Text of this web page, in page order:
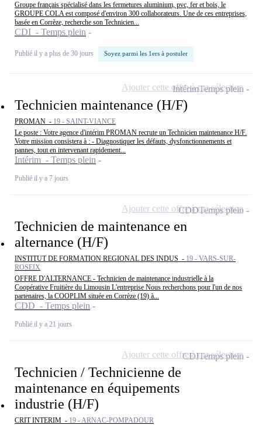
Groupe français spécialisé dans les fermetures aluminium, pvc, fer et bois, le
GROUPE COLA est composé d'environ 300 collaborateurs. Une de ces entreprises,
basée en Corrèze, recherche son Technicien...
CDI - Temps plein
Publié il y a plus de 30 jours Soyez parmi les 1ers à postuler
Technicien maintenance (H/F)
PROMAN - 19 - SAINT-VIANCE
Le poste : Votre agence d'intérim PROMAN recrute un Technicien maintenance H/F.
Votre mission consistera à : - Diagnostiquer les défauts, dysfonctionnements et
pannes, tout en intervenant rapidement...
Intérim - Temps plein
Publié il y a 7 jours
IntérimTemps plein
Ajouter cette offre à ma sélection
Technicien de maintenance en
alternance (H/F)
INSTITUT DE FORMATION REGIONAL DES INDUS - 19 - VARS-SUR-
ROSEIX
OFFRE D'ALTERNANCE - Technicien de maintenance industrielle à la
Coopérative Fruitière du Limousin L'entreprise Nous recherchons pour l'un de nos
partenaires, la COOPLIM située en Corrèze (19) à...
CDD - Temps plein
Publié il y a 21 jours
CDDTemps plein
Ajouter cette offre à ma sélection
Technicien / Technicienne de
maintenance en équipements
industrie (H/F)
CRIT INTERIM - 19 - ARNAC-POMPADOUR
CDITemps plein
Ajouter cette offre à ma sélection